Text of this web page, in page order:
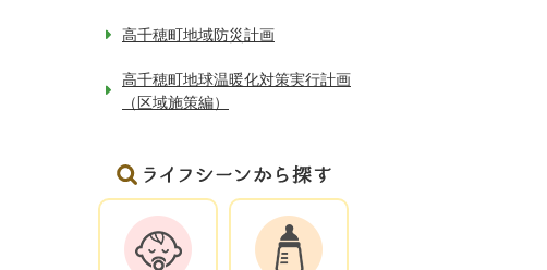
高千穂町地域防災計画
高千穂町地球温暖化対策実行計画
（区域施策編）